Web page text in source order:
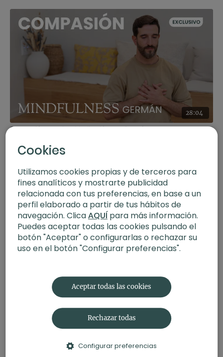
28:04
Compasión genuina. Meditación con Germán
Cookies
Utilizamos cookies propias y de terceros para
fines analíticos y mostrarte publicidad
relacionada con tus preferencias, en base a un
perfil elaborado a partir de tus hábitos de
navegación. ClicaAQUÍpara más información.
Puedes aceptar todas las cookies pulsando el
botón "Aceptar" o configurarlas o rechazar su
uso en el botón "Configurar preferencias".
Aceptar todas las cookies
Rechazar todas
Configurar preferencias